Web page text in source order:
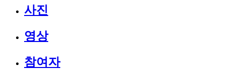
사진
영상
참여자